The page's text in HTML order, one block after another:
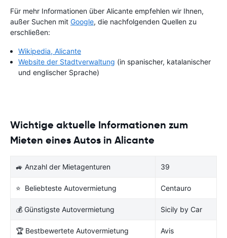
Für mehr Informationen über Alicante empfehlen wir Ihnen,
außer Suchen mit Google, die nachfolgenden Quellen zu
erschließen:
Wikipedia, Alicante
Website der Stadtverwaltung (in spanischer, katalanischer
und englischer Sprache)
Wichtige aktuelle Informationen zum
Mieten eines Autos in Alicante
🚙 Anzahl der Mietagenturen 39
⭐ Beliebteste Autovermietung Centauro
💰 Günstigste Autovermietung Sicily by Car
🏆 Bestbewertete Autovermietung Avis